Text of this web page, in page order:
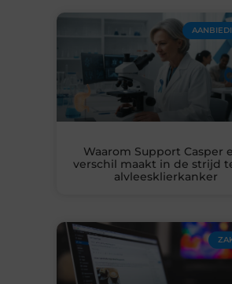
Waarom Support Casper
verschil maakt in de strijd
alvleesklierkanker